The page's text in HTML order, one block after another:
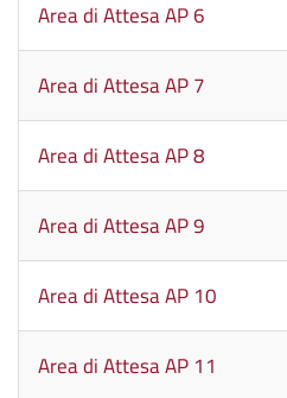
Area di Attesa AP 6
Area di Attesa AP 7
Area di Attesa AP 8
Area di Attesa AP 9
Area di Attesa AP 10
Area di Attesa AP 11